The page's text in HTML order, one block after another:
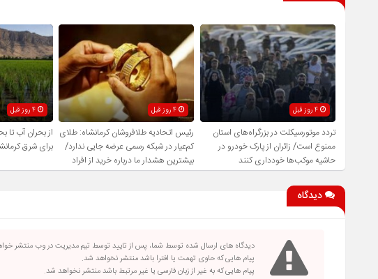
4 روز قبل
تردد موتورسیکلت در بزرگراه‌های استان
ممنوع است/ زائران از پارک خودرو در
حاشیه موکب‌ها خودداری کنند
4 روز قبل
رئیس اتحادیه طلافروشان کرمانشاه: طلای
کم‌عیار در شبکه رسمی عرضه جایی ندارد/
بیشترین هشدار ما درباره خرید از افراد
فاقد صلاحیت است
4 روز قبل
از بحران آب
برای شرق
دیدگاه
دیدگاه های ارسال شده توسط شما، پس از تایید توسط تیم مدیریت در وب منتشر
پیام هایی که حاوی تهمت یا افترا باشد منتشر نخواهد شد.
پیام هایی که به غیر از زبان فارسی یا غیر مرتبط باشد منتشر نخواهد شد.